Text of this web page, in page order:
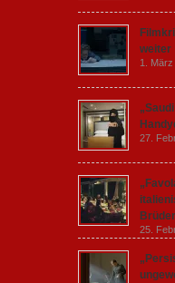
weiter
1. März
27.
25.